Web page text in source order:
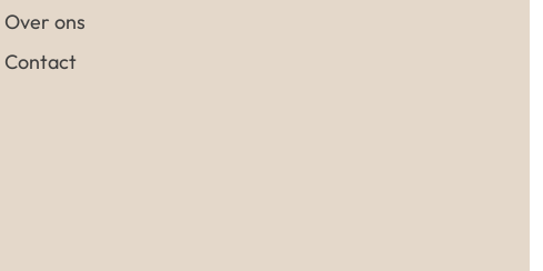
Over ons
Contact